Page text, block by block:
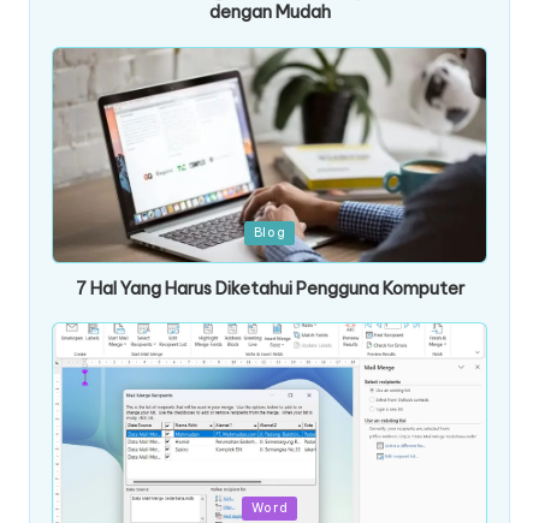
dengan Mudah
Posted
in
Blog
7 Hal Yang Harus Diketahui Pengguna Komputer
Word